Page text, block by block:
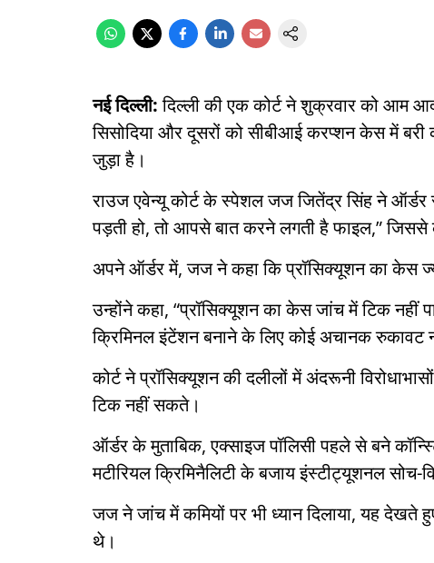
नई दिल्ली:दिल्ली की एक कोर्ट ने शुक्रवार को आम
सिसोदिया और दूसरों को सीबीआई करप्शन केस में बरी
जुड़ा है।
राउज एवेन्यू कोर्ट के स्पेशल जज जितेंद्र सिंह ने
पड़ती हो, तो आपसे बात करने लगती है फाइल,” जिससे
अपने ऑर्डर में, जज ने कहा कि प्रॉसिक्यूशन का केस
उन्होंने कहा, “प्रॉसिक्यूशन का केस जांच में टिक नहीं
क्रिमिनल इंटेंशन बनाने के लिए कोई अचानक रुकावट
कोर्ट ने प्रॉसिक्यूशन की दलीलों में अंदरूनी
टिक नहीं सकते।
ऑर्डर के मुताबिक, एक्साइज पॉलिसी पहले से बने
मटीरियल क्रिमिनैलिटी के बजाय इंस्टीट्यूशनल सोच-
जज ने जांच में कमियों पर भी ध्यान दिलाया, यह देखते
थे।